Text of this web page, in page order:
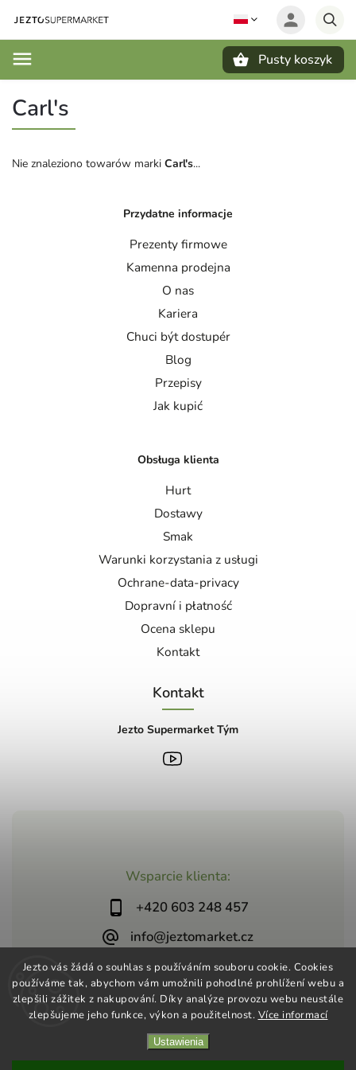
Jezto vás žádá o souhlas s používáním souboru cookie. Cookies
používáme tak, abychom vám umožnili pohodlné prohlížení webu a
zlepšili zážitek z nakupování. Díky analýze provozu webu neustále
zlepšujeme jeho funkce, výkon a použitelnost. Více informací
Ustawienia
Pusty koszyk
Carl's
Nie znaleziono towarów marki Carl's...
Wsparcie klienta:
+420 603 248 457
info@jeztomarket.cz
Przydatne informacje
Prezenty firmowe
Kamenna prodejna
O nas
Kariera
Chuci být dostupér
Blog
Przepisy
Jak kupić
Obsługa klienta
Hurt
Dostawy
Smak
Warunki korzystania z usługi
Ochrane-data-privacy
Dopravní i płatność
Ocena sklepu
Kontakt
Kontakt
Jezto Supermarket Tým
Jezto Supermarket